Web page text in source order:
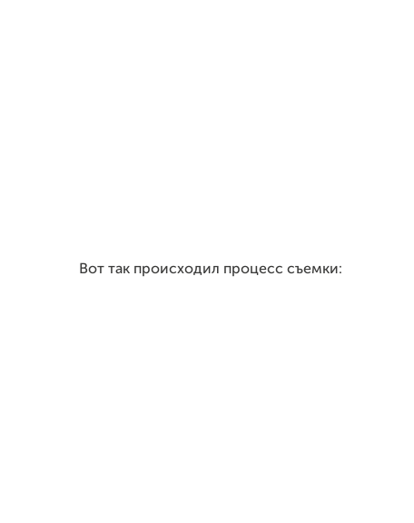
Вот так происходил процесс съемки: